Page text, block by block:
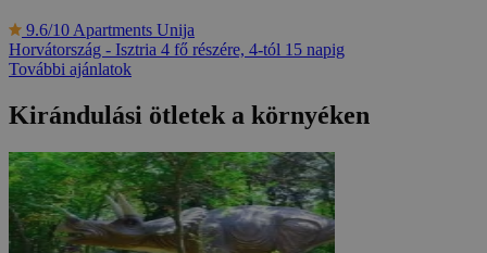
9.6/10 Apartments Unija
Horvátország - Isztria 4 fő részére, 4-tól 15 napig
További ajánlatok
Kirándulási ötletek a környéken